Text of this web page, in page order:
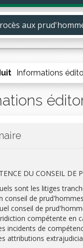
aux
: consultez votre
: accédez à la dernière
: bénéficiez d’une
: réduisez votre
la sortie d’une nouvelle
Informations
DU CONSEIL DE
sont les litiges
conseil de
conseil de
compétente en
incidents de
attributions